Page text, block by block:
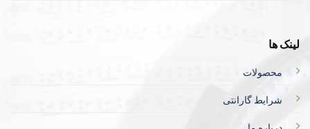
لینک ها
محصولات
شرایط گارانتی